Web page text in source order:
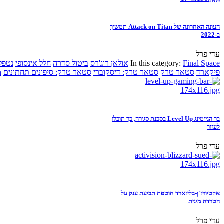
העונה האחרונה של Attack on Titan תמשיך
ב-2022
עדי פרל
In this category: Final Space אולאן רוג'רס ביטול סדרה חלל אינסופי
פיקארד סטאר טרק סטאר טרק: דיסקוברי סטאר טרק: סיפונים תחתונים
בר הגיימינג Level Up בסכנת סגירה, כך תוכלו
לעזור
עדי פרל
אקטיוויז'ן-בליזארד חוטפת תביעת ענק על
הטרדה מינית
עדי פרל